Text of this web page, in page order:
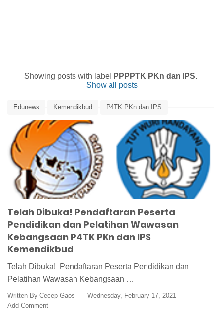
Showing posts with label PPPPTK PKn dan IPS.
Show all posts
Edunews Kemendikbud P4TK PKn dan IPS
Pendidikan dan Pelatihan Wawasan Kebangsaan
PPPPTK PKn dan IPS
Telah Dibuka! Pendaftaran Peserta
Pendidikan dan Pelatihan Wawasan
Kebangsaan P4TK PKn dan IPS
Kemendikbud
Telah Dibuka! Pendaftaran Peserta Pendidikan dan
Pelatihan Wawasan Kebangsaan …
Written By Cecep Gaos
Wednesday, February 17, 2021
Add Comment